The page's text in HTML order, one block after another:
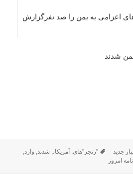
اعزامی به یمن را صد نفرگزارش
شدند
جدید برچسب‌ها
"رنجر"های, آمریکا،, شدند, وارد,
امروز